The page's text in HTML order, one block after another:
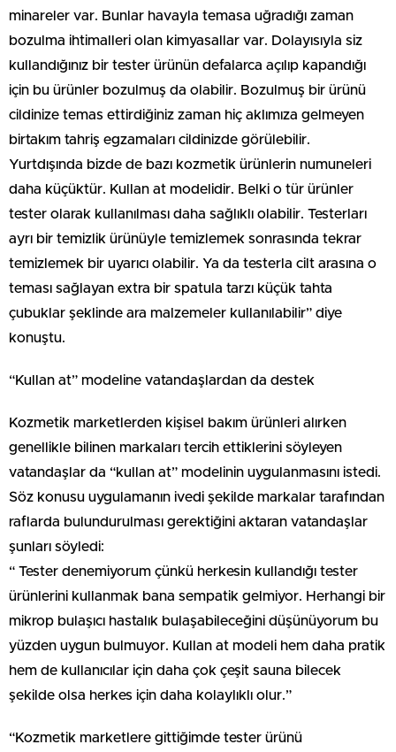
minareler var. Bunlar havayla temasa uğradığı zaman
bozulma ihtimalleri olan kimyasallar var. Dolayısıyla siz
kullandığınız bir tester ürünün defalarca açılıp kapandığı
için bu ürünler bozulmuş da olabilir. Bozulmuş bir ürünü
cildinize temas ettirdiğiniz zaman hiç aklımıza gelmeyen
birtakım tahriş egzamaları cildinizde görülebilir.
Yurtdışında bizde de bazı kozmetik ürünlerin numuneleri
daha küçüktür. Kullan at modelidir. Belki o tür ürünler
tester olarak kullanılması daha sağlıklı olabilir. Testerları
ayrı bir temizlik ürünüyle temizlemek sonrasında tekrar
temizlemek bir uyarıcı olabilir. Ya da testerla cilt arasına o
teması sağlayan extra bir spatula tarzı küçük tahta
çubuklar şeklinde ara malzemeler kullanılabilir” diye
konuştu.
“Kullan at” modeline vatandaşlardan da destek
Kozmetik marketlerden kişisel bakım ürünleri alırken
genellikle bilinen markaları tercih ettiklerini söyleyen
vatandaşlar da “kullan at” modelinin uygulanmasını istedi.
Söz konusu uygulamanın ivedi şekilde markalar tarafından
raflarda bulundurulması gerektiğini aktaran vatandaşlar
şunları söyledi:
“ Tester denemiyorum çünkü herkesin kullandığı tester
ürünlerini kullanmak bana sempatik gelmiyor. Herhangi bir
mikrop bulaşıcı hastalık bulaşabileceğini düşünüyorum bu
yüzden uygun bulmuyor. Kullan at modeli hem daha pratik
hem de kullanıcılar için daha çok çeşit sauna bilecek
şekilde olsa herkes için daha kolaylıklı olur.”
“Kozmetik marketlere gittiğimde tester ürünü